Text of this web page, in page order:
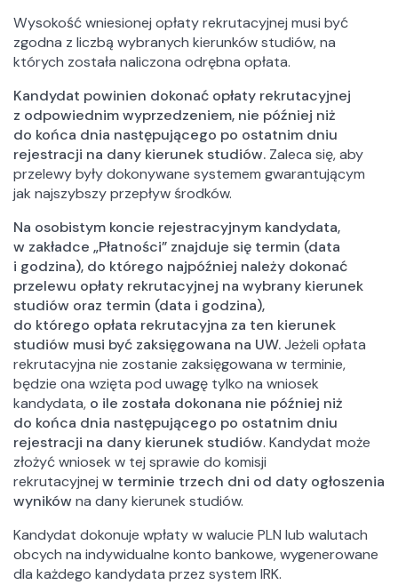
Wysokość wniesionej opłaty rekrutacyjnej musi być
zgodna z liczbą wybranych kierunków studiów, na
których została naliczona odrębna opłata.
Kandydat powinien dokonać opłaty rekrutacyjnej
z odpowiednim wyprzedzeniem, nie później niż
do końca dnia następującego po ostatnim dniu
rejestracji na dany kierunek studiów. Zaleca się, aby
przelewy były dokonywane systemem gwarantującym
jak najszybszy przepływ środków.
Na osobistym koncie rejestracyjnym kandydata,
w zakładce „Płatności” znajduje się termin (data
i godzina), do którego najpóźniej należy dokonać
przelewu opłaty rekrutacyjnej na wybrany kierunek
studiów oraz termin (data i godzina),
do którego opłata rekrutacyjna za ten kierunek
studiów musi być zaksięgowana na UW.Jeżeli opłata
rekrutacyjna nie zostanie zaksięgowana w terminie,
będzie ona wzięta pod uwagę tylko na wniosek
kandydata, o ile została dokonana nie później niż
do końca dnia następującego po ostatnim dniu
rejestracji na dany kierunek studiów. Kandydat może
złożyć wniosek w tej sprawie do komisji
rekrutacyjnej w terminie trzech dni od daty ogłoszenia
wyników na dany kierunek studiów.
Kandydat dokonuje wpłaty w walucie PLN lub walutach
obcych na indywidualne konto bankowe, wygenerowane
dla każdego kandydata przez system IRK.